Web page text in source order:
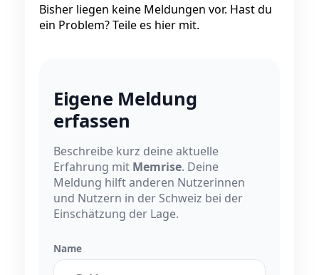
Bisher liegen keine Meldungen vor. Hast du
ein Problem? Teile es hier mit.
Eigene Meldung
erfassen
Beschreibe kurz deine aktuelle
Erfahrung mit Memrise. Deine
Meldung hilft anderen Nutzerinnen
und Nutzern in der Schweiz bei der
Einschätzung der Lage.
Name